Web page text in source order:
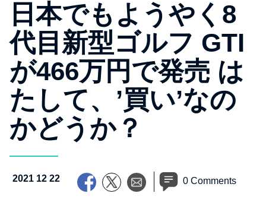
日本でもようやく8
代目新型ゴルフ GTI
が466万円で発売 は
たして、’買い’なの
かどうか？
2021 12 22 0 Comments